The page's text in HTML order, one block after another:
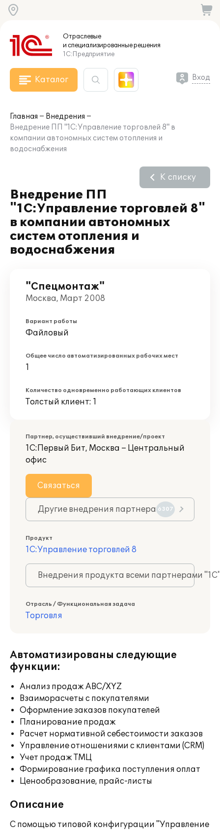
Отраслевые
и специализированныерешения
1С:Предприятие
Каталог Вход
Главная
Внедрения
Внедрение ПП "1С:Управление торговлей 8" в
компании автономных систем отопления и
водоснабжения
Внедрение ПП
"1С:Управление торговлей 8"
в компании автономных
систем отопления и
водоснабжения
К списку
"Спецмонтаж"
Москва, Март 2008
Вариант работы
Файловый
Общее число автоматизированных рабочих мест
1
Количество одновременно работающих клиентов
Толстый клиент: 1
Партнер, осуществивший внедрение/проект
1С:Первый Бит, Москва – Центральный
офис
Связаться
Другие внедрения партнера 6307
Продукт
1С:Управление торговлей 8
Внедрения продукта всеми партнерами
Отрасль / Функциональная задача
Торговля
Автоматизированы следующие
функции:
Анализ продаж ABC/XYZ
Взаиморасчеты с покупателями
Оформление заказов покупателей
Планирование продаж
Расчет нормативной себестоимости заказов
Управление отношениями с клиентами (CRM)
Учет продаж ТМЦ
Формирование графика поступления оплат
Ценообразование, прайс-листы
Описание
С помощью типовой конфигурации "Управление